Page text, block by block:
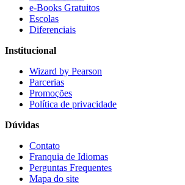
e-Books Gratuitos
Escolas
Diferenciais
Institucional
Wizard by Pearson
Parcerias
Promoções
Política de privacidade
Dúvidas
Contato
Franquia de Idiomas
Perguntas Frequentes
Mapa do site